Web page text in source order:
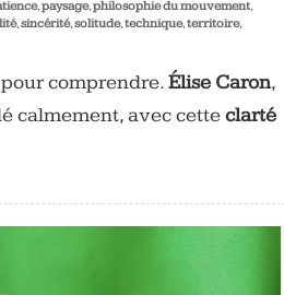
,paysage,philosophie du mouvement,
,sincérité,solitude,technique,territoire,
comprendre.Élise Caron,
calmement, avec cetteclarté